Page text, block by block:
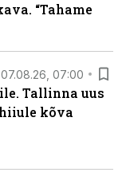
“Tahame
07.08.26, 07:00
Tallinna uus
kõva